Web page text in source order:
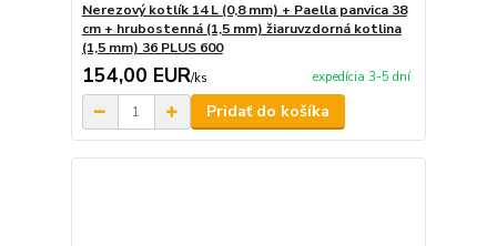
Nerezový kotlík 14 L (0,8 mm) + Paella panvica 38
cm + hrubostenná (1,5 mm) žiaruvzdorná kotlina
(1,5 mm) 36 PLUS 600
154,00 EUR/ks expedícia 3-5 dní
Pridať do košíka